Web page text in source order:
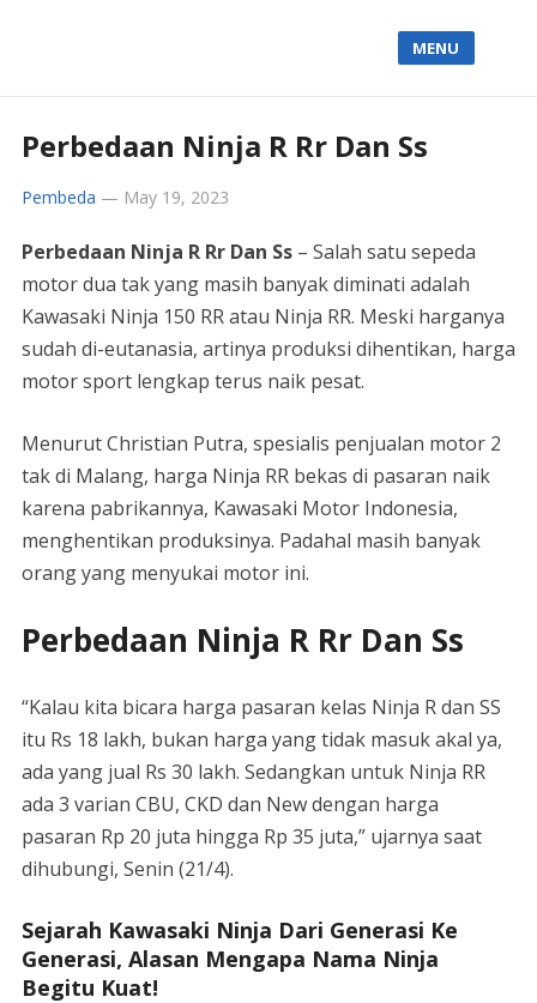
MENU
Perbedaan Ninja R Rr Dan Ss
Pembeda — May 19, 2023
Perbedaan Ninja R Rr Dan Ss– Salah satu sepeda
motor dua tak yang masih banyak diminati adalah
Kawasaki Ninja 150 RR atau Ninja RR. Meski harganya
sudah di-eutanasia, artinya produksi dihentikan, harga
motor sport lengkap terus naik pesat.
Menurut Christian Putra, spesialis penjualan motor 2
tak di Malang, harga Ninja RR bekas di pasaran naik
karena pabrikannya, Kawasaki Motor Indonesia,
menghentikan produksinya. Padahal masih banyak
orang yang menyukai motor ini.
Perbedaan Ninja R Rr Dan Ss
“Kalau kita bicara harga pasaran kelas Ninja R dan SS
itu Rs 18 lakh, bukan harga yang tidak masuk akal ya,
ada yang jual Rs 30 lakh. Sedangkan untuk Ninja RR
ada 3 varian CBU, CKD dan New dengan harga
pasaran Rp 20 juta hingga Rp 35 juta,” ujarnya saat
dihubungi, Senin (21/4).
Sejarah Kawasaki Ninja Dari Generasi Ke
Generasi, Alasan Mengapa Nama Ninja
Begitu Kuat!